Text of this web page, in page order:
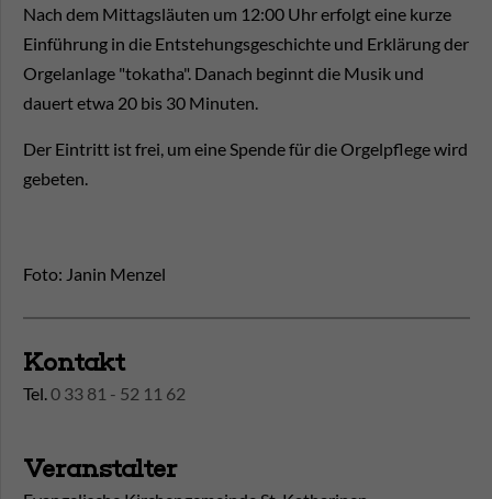
Nach dem Mittagsläuten um 12:00 Uhr erfolgt eine kurze
Einführung in die Entstehungsgeschichte und Erklärung der
Orgelanlage "tokatha". Danach beginnt die Musik und
dauert etwa 20 bis 30 Minuten.
Der Eintritt ist frei, um eine Spende für die Orgelpflege wird
gebeten.
Foto: Janin Menzel
Kontakt
Tel.0 33 81 - 52 11 62
Veranstalter